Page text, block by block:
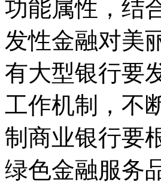
功能属性，结
发性金融对美
有大型银行要
工作机制，不
制商业银行要
绿色金融服务